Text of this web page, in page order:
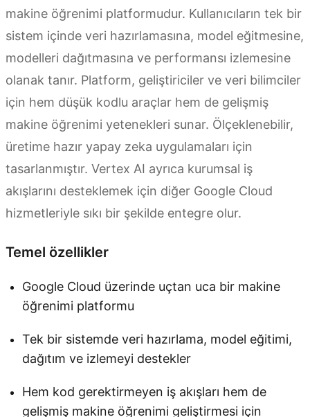
makine öğrenimi platformudur. Kullanıcıların tek bir
sistem içinde veri hazırlamasına, model eğitmesine,
modelleri dağıtmasına ve performansı izlemesine
olanak tanır. Platform, geliştiriciler ve veri bilimciler
için hem düşük kodlu araçlar hem de gelişmiş
makine öğrenimi yetenekleri sunar. Ölçeklenebilir,
üretime hazır yapay zeka uygulamaları için
tasarlanmıştır. Vertex AI ayrıca kurumsal iş
akışlarını desteklemek için diğer Google Cloud
hizmetleriyle sıkı bir şekilde entegre olur.
Temel özellikler
Google Cloud üzerinde uçtan uca bir makine
öğrenimi platformu
Tek bir sistemde veri hazırlama, model eğitimi,
dağıtım ve izlemeyi destekler
Hem kod gerektirmeyen iş akışları hem de
gelişmiş makine öğrenimi geliştirmesi için